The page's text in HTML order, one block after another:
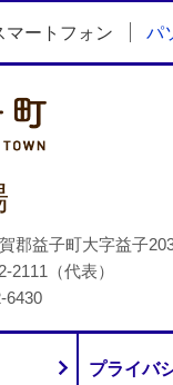
マートフォン パ
郡益子町大字益子
2111（代表）
6430
プライバ